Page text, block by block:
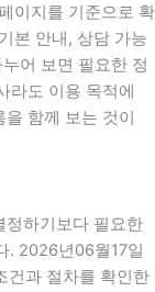
이지를 기준으로 확
본 안내, 상담 가능
어 보면 필요한 정
라도 이용 목적에
함께 보는 것이
정하기보다 필요한
. 2026년06월17일
건과 절차를 확인한